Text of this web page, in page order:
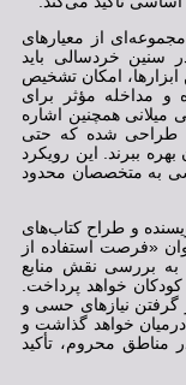
از معیارهای
سنین خردسالی باید
ابزارها، امکان تشخیص
و مداخله مؤثر برای
همچنین اشاره
طراحی شده که حتی
ببرند. این رویکرد
به متخصصان محدود
و طراح کتاب‌های
«فرصت استفاده از
به بررسی نقش منابع
خواهد پرداخت.
گرفتن نیازهای حسی و
خواهد گذاشت و
مناطق محروم، تأکید